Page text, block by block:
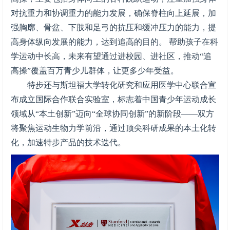
对抗重力和协调重力的能力发展，确保脊柱向上延展，加
强胸廓、骨盆、下肢和足弓的抗压和缓冲压力的能力，提
高身体纵向发展的能力，达到追高的目的。 帮助孩子在科
学运动中长高，未来有望通过进校园、进社区，推动“追
高操”覆盖百万青少儿群体，让更多少年受益。
特步还与斯坦福大学转化研究和应用医学中心联合宣
布成立国际合作联合实验室，标志着中国青少年运动成长
领域从“本土创新”迈向“全球协同创新”的新阶段——双方
将聚焦运动生物力学前沿，通过顶尖科研成果的本土化转
化，加速特步产品的技术迭代。